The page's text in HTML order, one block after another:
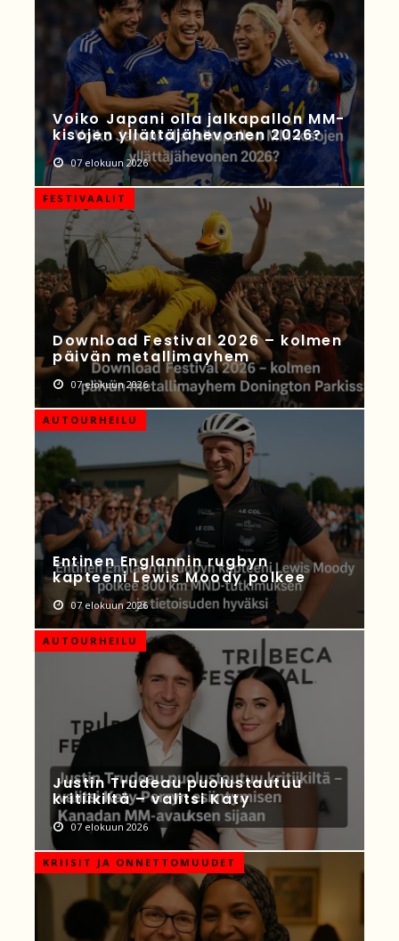
Voiko Japani olla jalkapallon MM-
kisojen yllättäjähevonen 2026?
07 elokuun 2026
FESTIVAALIT
Download Festival 2026 – kolmen
päivän metallimayhem
07 elokuun 2026
AUTOURHEILU
Entinen Englannin rugbyn
kapteeni Lewis Moody polkee
07 elokuun 2026
AUTOURHEILU
Justin Trudeau puolustautuu
kritiikiltä – valitsi Katy
07 elokuun 2026
KRIISIT JA ONNETTOMUUDET